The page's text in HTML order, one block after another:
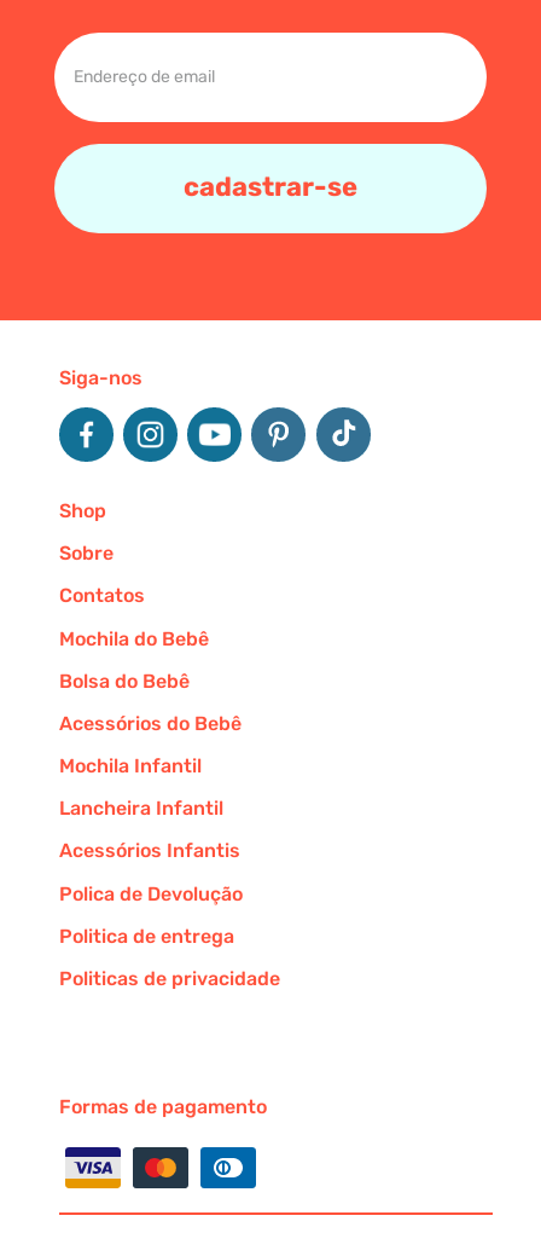
cadastrar-se
Siga-nos
Shop
Sobre
Contatos
Mochila do Bebê
Bolsa do Bebê
Acessórios do Bebê
Mochila Infantil
Lancheira Infantil
Acessórios Infantis
Polica de Devolução
Politica de entrega
Politicas de privacidade
Formas de pagamento